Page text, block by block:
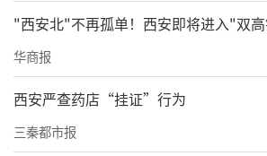
"西安北"不再孤单！西安即将进入"双
华商报
西安严查药店“挂证”行为
三秦都市报